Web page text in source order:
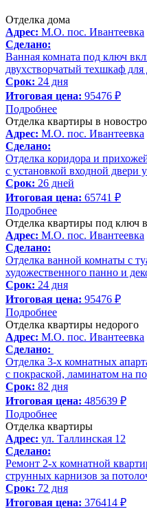
Отделка дома
Адрес: М.О. пос. Ивантеевка
Сделано:
Ванная комната под ключ
двухстворчатый техшкаф
Срок: 24 дня
Итоговая цена: 95476 ₽
Подробнее
Отделка квартиры в
Адрес: М.О. пос. Ивантеевка
Сделано:
Отделка коридора и
с установкой входной двери
Срок: 26 дней
Итоговая цена: 65741 ₽
Подробнее
Отделка квартиры под ключ
Адрес: М.О. пос. Ивантеевка
Сделано:
Отделка ванной комнаты с
художественного панно и
Срок: 24 дня
Итоговая цена: 95476 ₽
Подробнее
Отделка квартиры недорого
Адрес: М.О. пос. Ивантеевка
Сделано:
Отделка 3-х комнатных
с покраской, ламинатом на
Срок: 82 дня
Итоговая цена: 485639 ₽
Подробнее
Отделка квартиры
Адрес: ул. Таллинская 12
Сделано:
Ремонт 2-х комнатной
струнных карнизов за
Срок: 72 дня
Итоговая цена: 376414 ₽